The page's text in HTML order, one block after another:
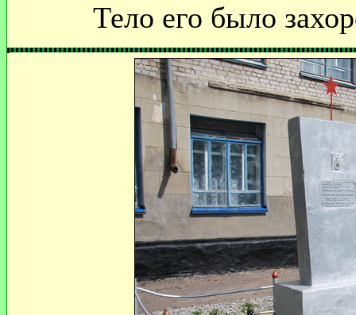
Тело его было